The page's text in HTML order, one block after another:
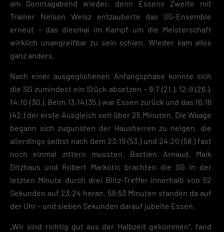
am Sonntagabend wieder, denn Essens Zweite mit
Trainer Nelson Weisz entzauberte das SG-Ensemble
erneut – das diesmal im Kampf um die Meisterschaft
wirklich unangreifbar zu sein schien. Wieder kam alles
ganz anders.
Nach einer ausgeglichenen Anfangsphase konnte sich
die SG zumindest ein Stück absetzen – 9:7 (21.), 12:9 (26.),
14:10 (30.). Beim 13:14 (35.) war Essen zurück und das 16:16
(42.) der erste Ausgleich seit über 25 Minuten. Die Waage
begann sich zugunsten der Hausherren zu neigen, die
allerdings selbst nach dem 23:19 (53.) und 24:20 (58.) fast
noch einmal zittern mussten. Bastien Arnaud, Maik
Ditzhaus und Robert Markotic brachten die SG in der
letzten Minute durch drei Blitz-Treffer innerhalb von 52
Sekunden auf 23:24 heran. 59:53 Minuten standen da auf
der Uhr – und sieben Sekunden darauf jubelte Essen.
„Wir sind richtig gut aus der Halbzeit gekommen“, fand
Zustimmung zur Cookie-Verwendung unser Angebot nicht nutzen
Wenn du unter 16 Jahre alt bist und deine Zustimmung zu freiwilligen
Diensten geben möchtest, musst du deine Erziehungsberechtigten um
Erlaubnis bitten.
Hier finden Sie eine Übersicht über alle verwendeten Cookies. Sie
Informationen anzeigen lassen und so nur bestimmte Cookies
Speichern
Zurück
Datenschutzeinstellungen
Essenziell (2)
Essenzielle Cookies ermöglichen grundlegende Funktionen und sind für die
einwandfreie Funktion der Website erforderlich.